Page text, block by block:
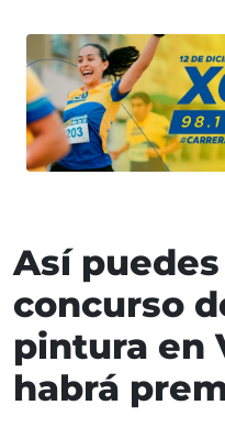
Así
concurso
pintura en
habrá